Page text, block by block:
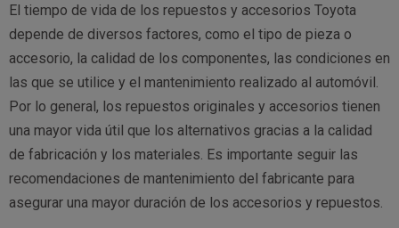
El tiempo de vida de los repuestos y accesorios Toyota
depende de diversos factores, como el tipo de pieza o
accesorio, la calidad de los componentes, las condiciones en
las que se utilice y el mantenimiento realizado al automóvil.
Por lo general, los repuestos originales y accesorios tienen
una mayor vida útil que los alternativos gracias a la calidad
de fabricación y los materiales. Es importante seguir las
recomendaciones de mantenimiento del fabricante para
asegurar una mayor duración de los accesorios y repuestos.